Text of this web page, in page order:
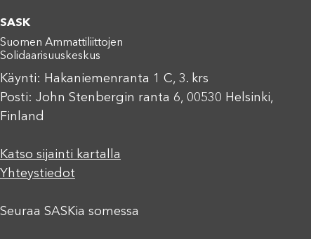
SASK
Suomen Ammattiliittojen
Solidaarisuuskeskus
Käynti: Hakaniemenranta 1 C, 3. krs
Posti: John Stenbergin ranta 6, 00530 Helsinki,
Finland
Katso sijainti kartalla
Yhteystiedot
Seuraa SASKia somessa